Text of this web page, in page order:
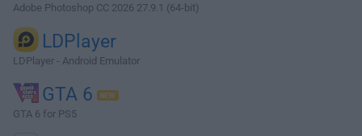
Adobe Photoshop CC 2026 27.9.1 (64-bit)
LDPlayer
LDPlayer - Android Emulator
GTA 6
GTA 6 for PS5